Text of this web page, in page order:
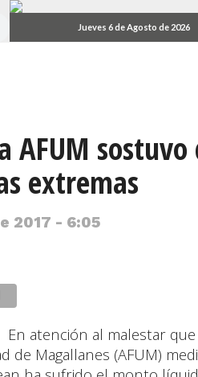
Jueves 6 de Agosto de 2026
AFUM
extremas
2017 - 6:05
En atención al malestar
de Magallanes (AFUM)